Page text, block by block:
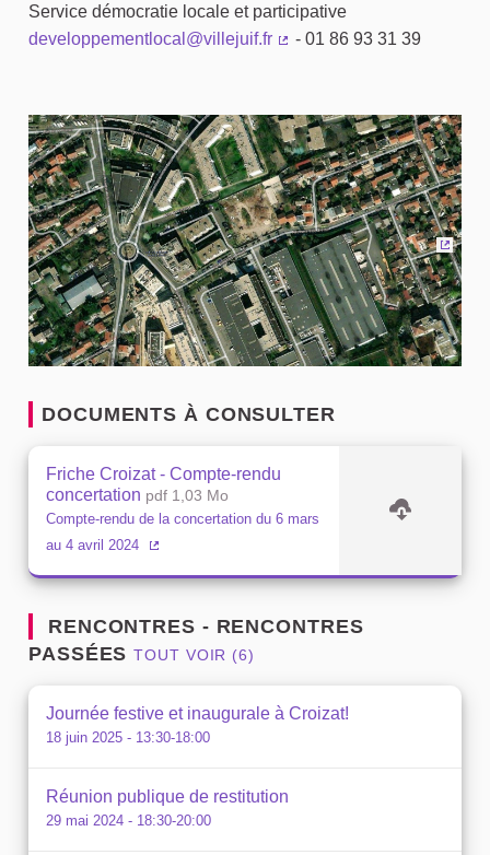
Service démocratie locale et participative
developpementlocal@villejuif.fr
- 01 86 93 31 39
(Lien
DOCUMENTS À CONSULTER
Friche Croizat - Compte-rendu
concertation pdf 1,03 Mo
Compte-rendu de la concertation du 6 mars
au 4 avril 2024
RENCONTRES - RENCONTRES
PASSÉESTOUT VOIR (6)
Journée festive et inaugurale à Croizat!
18 juin 2025 - 13:30-18:00
Réunion publique de restitution
29 mai 2024 - 18:30-20:00